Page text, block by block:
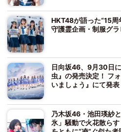
HKT48が語った“15
守護霊企画・制服グ
日向坂46、9月30日
虫』の発売決定！ フ
いましょう』にて発表
乃木坂46・池田瑛紗
氷」騒動で火花散ら